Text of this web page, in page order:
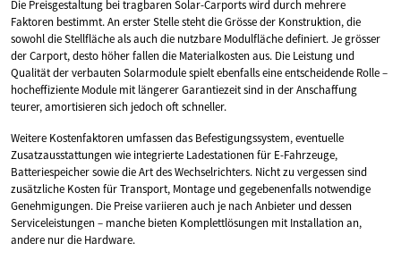
Die Preisgestaltung bei tragbaren Solar-Carports wird durch mehrere
Faktoren bestimmt. An erster Stelle steht die Grösse der Konstruktion, die
sowohl die Stellfläche als auch die nutzbare Modulfläche definiert. Je grösser
der Carport, desto höher fallen die Materialkosten aus. Die Leistung und
Qualität der verbauten Solarmodule spielt ebenfalls eine entscheidende Rolle –
hocheffiziente Module mit längerer Garantiezeit sind in der Anschaffung
teurer, amortisieren sich jedoch oft schneller.
Weitere Kostenfaktoren umfassen das Befestigungssystem, eventuelle
Zusatzausstattungen wie integrierte Ladestationen für E-Fahrzeuge,
Batteriespeicher sowie die Art des Wechselrichters. Nicht zu vergessen sind
zusätzliche Kosten für Transport, Montage und gegebenenfalls notwendige
Genehmigungen. Die Preise variieren auch je nach Anbieter und dessen
Serviceleistungen – manche bieten Komplettlösungen mit Installation an,
andere nur die Hardware.